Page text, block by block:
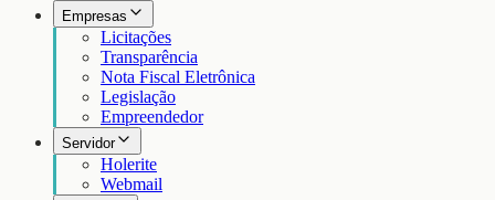
Empresas
Licitações
Transparência
Nota Fiscal Eletrônica
Legislação
Empreendedor
Servidor
Holerite
Webmail